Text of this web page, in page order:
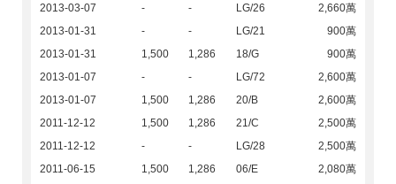
2013-03-07
- - LG/26
2,660萬
2013-01-31
- - LG/21
900萬
2013-01-31
1,500 1,286 18/G
900萬
2013-01-07
- - LG/72
2,600萬
2013-01-07
1,500 1,286 20/B
2,600萬
2011-12-12
1,500 1,286 21/C
2,500萬
2011-12-12
- - LG/28
2,500萬
2011-06-15
1,500 1,286 06/E
2,080萬